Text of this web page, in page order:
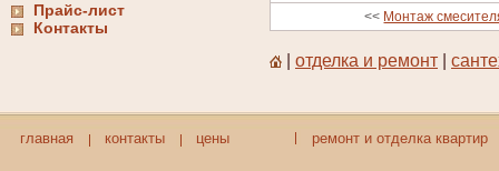
Прайс-лист
Контакты
<< Монтаж
отделка и ремонт
главная контакты цены ремонт и отделка квартир